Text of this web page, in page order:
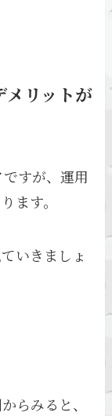
メリットが
すが、運用
ます。
いきましょ
らみると、